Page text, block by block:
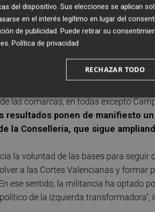
su rival.
resultados, Rosa Pérez Garijo refuerza
primarias internas celebradas hace un
coordinadora de EUPV y Consellera
las comarcas, en todas excepto
resultados ponen de manifiesto un
la Conselleria, que sigue
la voluntad de las bases para seguir
a las Cortes Valencianas y formar
ese sentido, la militancia ha optado
de la izquierda transformadora",
del dispositivo. Sus elecciones se aplican
en el interés legítimo en lugar del
de publicidad. Puede retirar su
. Política de privacidad
RECHAZAR TODO